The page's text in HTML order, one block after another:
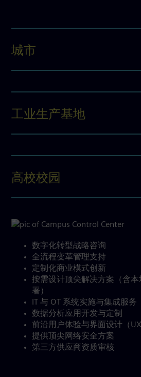
城市
工业生产基地
高校校园
数字化转型战略咨询
全流程变革管理支持
定制化商业模式创新
按需设计顶尖解决方案（含
署）
IT 与 OT 系统实施与集成服务
数据分析应用开发与定制
前沿用户体验与界面设计（
提供顶尖网络安全方案
第三方供应商资质审核